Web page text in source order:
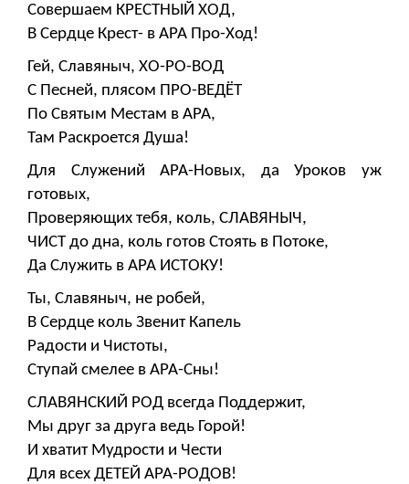
Совершаем КРЕСТНЫЙ ХОД,
В Сердце Крест- в АРА Про-Ход!
Гей, Славяныч, ХО-РО-ВОД
С Песней, плясом ПРО-ВЕДЁТ
По Святым Местам в АРА,
Там Раскроется Душа!
Для Служений АРА-Новых, да Уроков уж
готовых,
Проверяющих тебя, коль, СЛАВЯНЫЧ,
ЧИСТ до дна, коль готов Стоять в Потоке,
Да Служить в АРА ИСТОКУ!
Ты, Славяныч, не робей,
В Сердце коль Звенит Капель
Радости и Чистоты,
Ступай смелее в АРА-Сны!
СЛАВЯНСКИЙ РОД всегда Поддержит,
Мы друг за друга ведь Горой!
И хватит Мудрости и Чести
Для всех ДЕТЕЙ АРА-РОДОВ!